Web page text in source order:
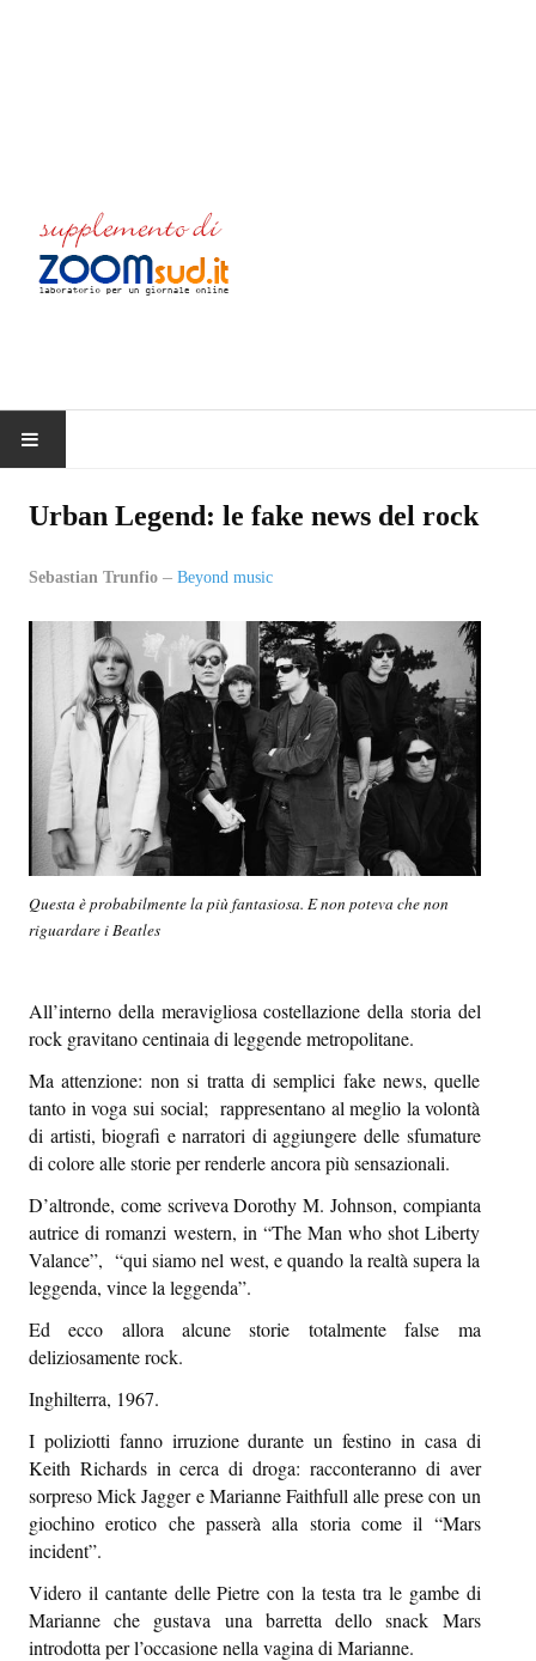
QUOVADIS
SEZIONI
Oltre il presente
Oltre i sensi
Beyond music
In-oltre
Sapori e dissapori
Racconti di viaggio
Epiquark
Epilibri
Intervistando
Epischermo
Editoriale
Open
Episcatti
Urban Legend: le fake news del rock
Sebastian Trunfio Beyond music
Questa è probabilmente la più fantasiosa. E non poteva che non
riguardare i Beatles
All’interno della meravigliosa costellazione della storia del
rock gravitano centinaia di leggende metropolitane.
Ma attenzione: non si tratta di semplici fake news, quelle
tanto in voga sui social; rappresentano al meglio la volontà
di artisti, biografi e narratori di aggiungere delle sfumature
di colore alle storie per renderle ancora più sensazionali.
D’altronde, come scriveva Dorothy M. Johnson, compianta
autrice di romanzi western, in “The Man who shot Liberty
Valance”, “qui siamo nel west, e quando la realtà supera la
leggenda, vince la leggenda”.
Ed ecco allora alcune storie totalmente false ma
deliziosamente rock.
Inghilterra, 1967.
I poliziotti fanno irruzione durante un festino in casa di
Keith Richards in cerca di droga: racconteranno di aver
sorpreso Mick Jagger e Marianne Faithfull alle prese con un
giochino erotico che passerà alla storia come il “Mars
incident”.
Videro il cantante delle Pietre con la testa tra le gambe di
Marianne che gustava una barretta dello snack Mars
introdotta per l’occasione nella vagina di Marianne.